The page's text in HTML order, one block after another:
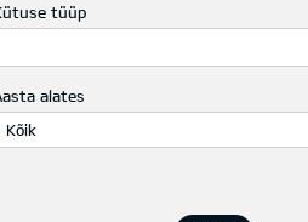
tüüp
alates
Kõik